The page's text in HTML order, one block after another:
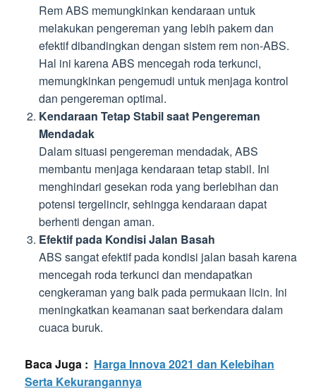
Rem ABS memungkinkan kendaraan untuk
melakukan pengereman yang lebih pakem dan
efektif dibandingkan dengan sistem rem non-ABS.
Hal ini karena ABS mencegah roda terkunci,
memungkinkan pengemudi untuk menjaga kontrol
dan pengereman optimal.
Kendaraan Tetap Stabil saat Pengereman
Mendadak
Dalam situasi pengereman mendadak, ABS
membantu menjaga kendaraan tetap stabil. Ini
menghindari gesekan roda yang berlebihan dan
potensi tergelincir, sehingga kendaraan dapat
berhenti dengan aman.
Efektif pada Kondisi Jalan Basah
ABS sangat efektif pada kondisi jalan basah karena
mencegah roda terkunci dan mendapatkan
cengkeraman yang baik pada permukaan licin. Ini
meningkatkan keamanan saat berkendara dalam
cuaca buruk.
Baca Juga : Harga Innova 2021 dan Kelebihan
Serta Kekurangannya